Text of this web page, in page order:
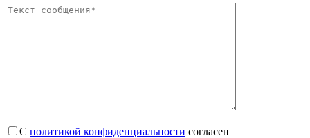
С политикой конфиденциальности согласен